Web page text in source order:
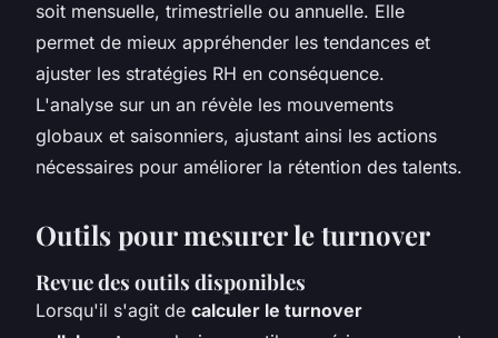
soit mensuelle, trimestrielle ou annuelle. Elle
permet de mieux appréhender les tendances et
ajuster les stratégies RH en conséquence.
L'analyse sur un an révèle les mouvements
globaux et saisonniers, ajustant ainsi les actions
nécessaires pour améliorer la rétention des talents.
Outils pour mesurer le turnover
Revue des outils disponibles
Lorsqu'il s'agit de calculer le turnover